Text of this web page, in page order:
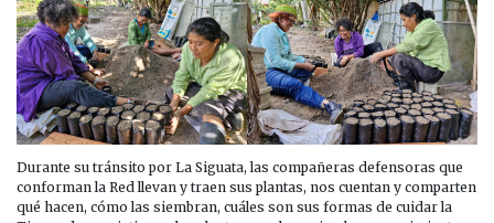
Durante su tránsito por La Siguata, las compañeras defensoras que
conforman la Red llevan y traen sus plantas, nos cuentan y comparten
qué hacen, cómo las siembran, cuáles son sus formas de cuidar la